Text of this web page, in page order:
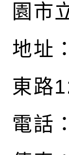
園市
地址：
東路
電話